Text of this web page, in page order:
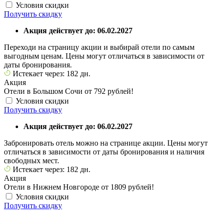
Условия скидки
Получить скидку
Акция действует до: 06.02.2027
Переходи на страницу акции и выбирай отели по самым
выгодным ценам. Цены могут отличаться в зависимости от
даты бронирования.
Истекает через: 182 дн.
Акция
Отели в Большом Сочи от 792 рублей!
Условия скидки
Получить скидку
Акция действует до: 06.02.2027
Забронировать отель можно на странице акции. Цены могут
отличаться в зависимости от даты бронирования и наличия
свободных мест.
Истекает через: 182 дн.
Акция
Отели в Нижнем Новгороде от 1809 рублей!
Условия скидки
Получить скидку